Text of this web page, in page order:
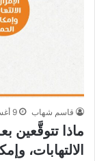
قاسم شهاب 9 أغسطس، 2024
ماذا تتوقَّعين
الالتهابات،